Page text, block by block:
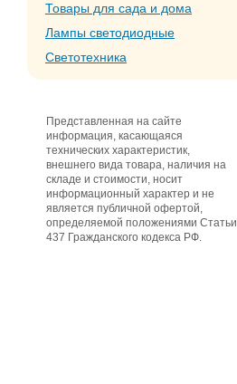
Товары для сада и дома
Лампы светодиодные
Светотехника
Представленная на сайте
информация, касающаяся
технических характеристик,
внешнего вида товара, наличия на
складе и стоимости, носит
информационный характер и не
является публичной офертой,
определяемой положениями Статьи
437 Гражданского кодекса РФ.